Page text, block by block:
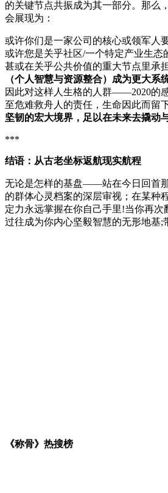
的关键节点共振成为其一部分。那么
会展现为：
或许你们是一家公司的核心或领军人
或许您是关乎社区/一个特定产业生态
甚或在关乎公共价值的重大节点里承
（个人智慧与资源整合）成为更大
因此对这样人生格的人群——2020的
至危难救舟人的责任，生命因此而留
坚韧的宏大境界，足以在未来去撬动
***
结语：从古老坐标返航现实航程
无论是怎样的基盘——站在今日回首
的群体心灵档案的深层审视；在某种
定力永远掌握在你自己手里!当你再
过往成为你内心坚毅智慧的无形地基
《称骨》热搜榜